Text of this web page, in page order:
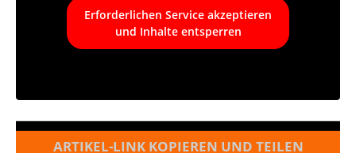
Erforderlichen Service akzeptieren
und Inhalte entsperren
ARTIKEL-LINK KOPIEREN UND TEILEN